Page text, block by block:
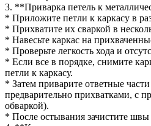
3. **Приварка петель к
* Приложите петли к каркасу в
* Прихватите их сваркой в
* Навесьте каркас на
* Проверьте легкость хода и
* Если все в порядке, снимите
петли к каркасу.
* Затем приварите ответные
предварительно прихватками, с
обваркой).
* После остывания зачистите швы